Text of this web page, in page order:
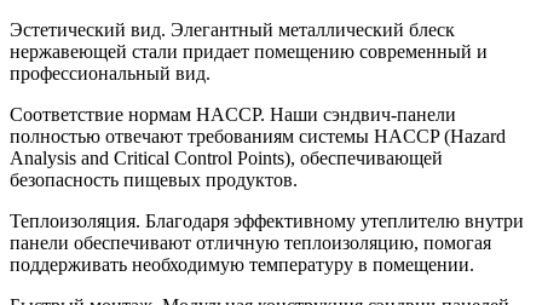
Эстетический вид. Элегантный металлический блеск
нержавеющей стали придает помещению современный и
профессиональный вид.
Соответствие нормам HACCP. Наши сэндвич-панели
полностью отвечают требованиям системы HACCP (Hazard
Analysis and Critical Control Points), обеспечивающей
безопасность пищевых продуктов.
Теплоизоляция. Благодаря эффективному утеплителю внутри
панели обеспечивают отличную теплоизоляцию, помогая
поддерживать необходимую температуру в помещении.